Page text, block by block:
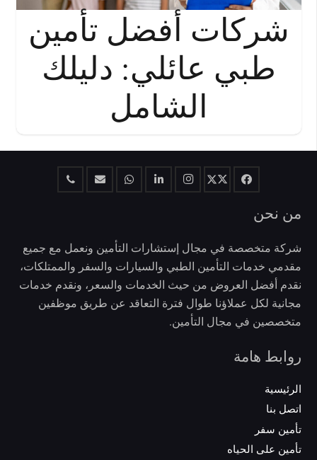
شركات أفضل تأمين
طبي عائلي: دليلك
الشامل
من نحن
شركة متخصصة في مجال إستشارات التأمين ونعمل مع جميع
مقدمي خدمات التأمين الطبي والسيارات والسفر والممتلكات،
نقدم أفضل العروض من حيث الخدمات والسعر، ونقدم خدمات
مجانية لكل عملاؤنا طوال فترة التعاقد عن طريق موظفين
متخصصين في مجال التأمين.
روابط هامة
الرئيسية
اتصل بنا
تأمين سفر
تأمين على الحياه